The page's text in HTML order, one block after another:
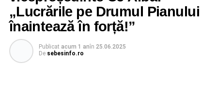
„Lucrările pe Drumul Pianului
înaintează în forță!”
Publicat acum 1 anîn 25.06.2025
De sebesinfo.ro